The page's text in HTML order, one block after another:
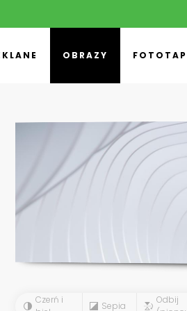
OBRAZY
Czerń i
Sepia
Odbij